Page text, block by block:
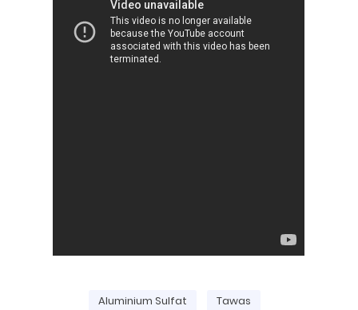
Aluminium Sulfat Tawas